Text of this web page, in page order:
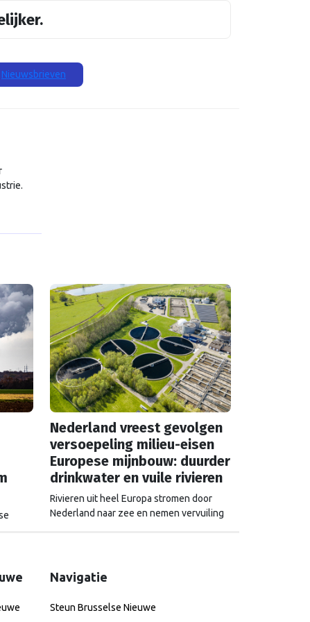
Nieuwsbrieven
ligt,
Nederland vreest gevolgen
versoepeling milieu-eisen
Europese mijnbouw: duurder
drinkwater en vuile rivieren
Rivieren uit heel Europa stromen door
Nederland naar zee en nemen vervuiling
moeten oplossen.
Navigatie
Steun Brusselse Nieuwe